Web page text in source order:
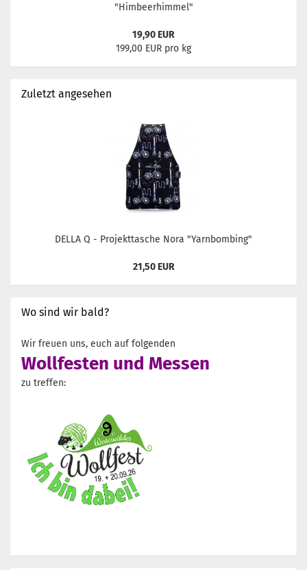
"Himbeerhimmel"
19,90 EUR
199,00 EUR pro kg
Zuletzt angesehen
DELLA Q - Projekttasche Nora "Yarnbombing"
21,50 EUR
Wo sind wir bald?
Wir freuen uns, euch auf folgenden
Wollfesten und Messen
zu treffen: